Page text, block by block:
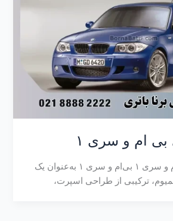
بی ام و سری ۱
معرفی باتری بی ام و سری ۱ بی‌ام‌ و سری ۱ به‌عنوان یک
ترکیبی از طراحی اسپرت،